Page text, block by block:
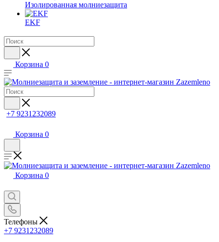
Изолированная молниезащита
EKF
Корзина 0
+7 9231232089
Корзина 0
Корзина 0
Телефоны
+7 9231232089